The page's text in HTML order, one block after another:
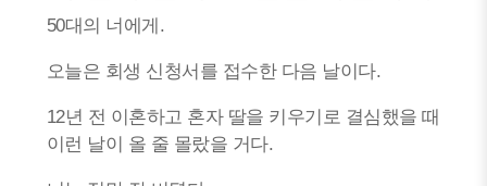
50대의 너에게.
오늘은 회생 신청서를 접수한 다음 날이다.
12년 전 이혼하고 혼자 딸을 키우기로 결심했을 때
이런 날이 올 줄 몰랐을 거다.